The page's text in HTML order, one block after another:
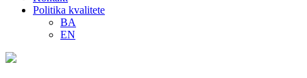
Politika kvalitete
BA
EN